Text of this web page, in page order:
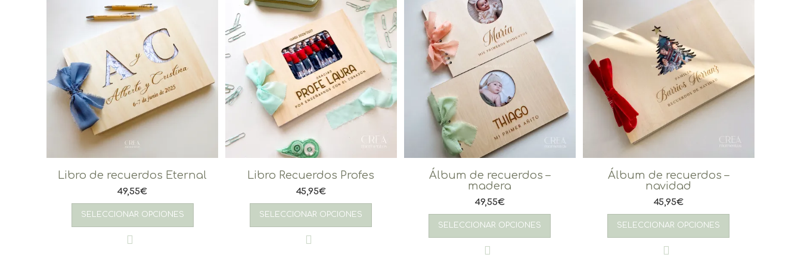
Libro de recuerdos Eternal
49,55€
SELECCIONAR OPCIONES
Libro Recuerdos Profes
45,95€
SELECCIONAR OPCIONES
Álbum de recuerdos –
madera
49,55€
SELECCIONAR OPCIONES
Álbum de recuerdos –
navidad
45,95€
SELECCIONAR OPCIONES